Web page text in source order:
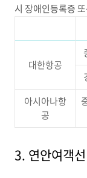
시 장애인등록증
대한항공
아시아나항
공
3. 연안여객